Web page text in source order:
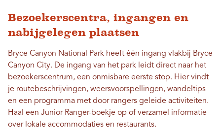
Bezoekerscentra, ingangen en
nabijgelegen plaatsen
Bryce Canyon National Park heeft één ingang vlakbij Bryce
Canyon City. De ingang van het park leidt direct naar het
bezoekerscentrum, een onmisbare eerste stop. Hier vindt
je routebeschrijvingen, weersvoorspellingen, wandeltips
en een programma met door rangers geleide activiteiten.
Haal een Junior Ranger-boekje op of verzamel informatie
over lokale accommodaties en restaurants.